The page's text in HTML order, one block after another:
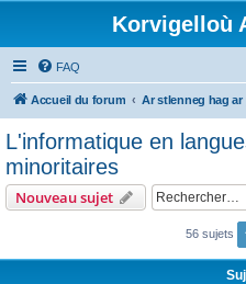
Korvigelloù
FAQ
Accueil du forum
L'informatique en
minoritaires
Nouveau sujet
56 sujets